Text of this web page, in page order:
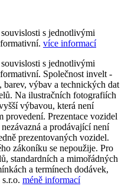
s jednotlivými
více informací
s jednotlivými
Společnost invelt -
barev, výbav a technických dat
Na ilustračních fotografiích
výbavou, která není
provedení. Prezentace vozidel
a prodávající není
prezentovaných vozidel.
zákoníku se nepoužije. Pro
standardních a mimořádných
a termínech dodávek,
méně informací